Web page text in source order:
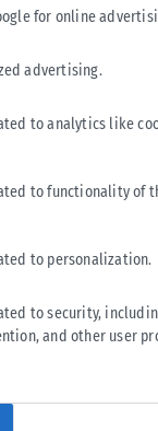
for online
advertising.
to analytics like
to functionality of
to personalization.
to security,
and other user